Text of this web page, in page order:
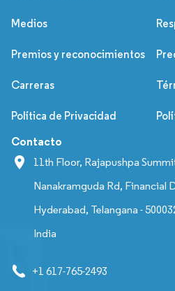
Medios
Premios y reconocimientos
Carreras
Política de Privacidad
Contacto
11th Floor, Rajapushpa
Nanakramguda Rd, Financial
Hyderabad, Telangana -
India
+1 617-765-2493